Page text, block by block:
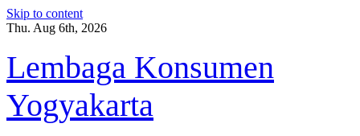
Skip to content
Thu. Aug 6th, 2026
Lembaga Konsumen
Yogyakarta